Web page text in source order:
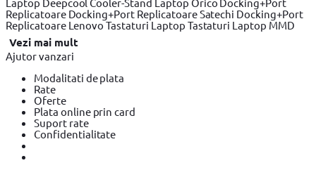
Replicatoare Docking+Port Replicatoare Satechi Docking+Port
Replicatoare LenovoTastaturi Laptop Tastaturi Laptop MMD
Vezi mai mult
Ajutor vanzari
Modalitati de plata
Rate
Oferte
Plata online prin card
Suport rate
Confidentialitate